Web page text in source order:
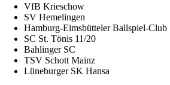
VfB Krieschow
SV Hemelingen
Hamburg-Eimsbütteler Ballspiel-Club
SC St. Tönis 11/20
Bahlinger SC
TSV Schott Mainz
Lüneburger SK Hansa